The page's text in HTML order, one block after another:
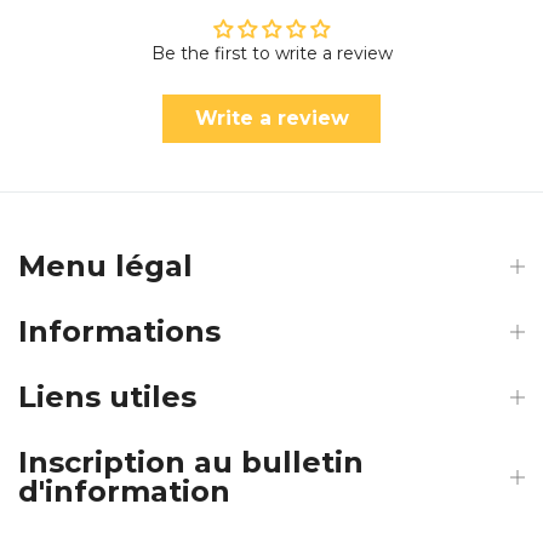
Be the first to write a review
Write a review
Menu légal
Informations
Liens utiles
Inscription au bulletin
d'information